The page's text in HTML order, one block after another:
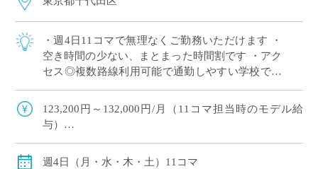
・週4日11コマで無理なくご勤務いただけます ・
空き時間の少ない、まとまった時間割です ・アク
セス◎複数路線利用可能で通勤しやすい学校です
ん ・高校数学幅広く担当でき、これま […]
123,200円～132,000円/月（11コマ担当時のモデル給
与）
※交通費別途
週4日（月・水・木・土）11コマ